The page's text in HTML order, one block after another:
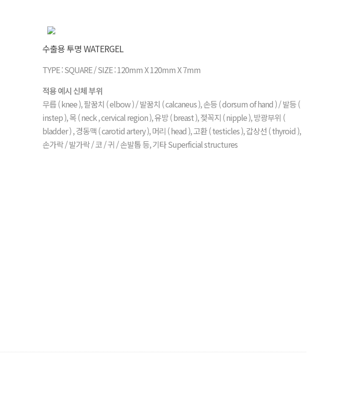
수출용 투명 WATERGEL
TYPE : SQUARE / SIZE : 120mm X 120mm X 7mm
적용 예시 신체 부위
무릅 ( knee ), 팔꿈치 ( elbow ) / 발꿈치 ( calcaneus ), 손등 ( dorsum of hand ) / 발등 (
instep ), 목 ( neck , cervical region ), 유방 ( breast ), 젖꼭지 ( nipple ), 방광부위 (
bladder ) , 경동맥 ( carotid artery ), 머리 ( head ), 고환 ( testicles ), 갑상선 ( thyroid ),
손가락 / 발가락 / 코 / 귀 / 손발톱 등, 기타 Superficial structures